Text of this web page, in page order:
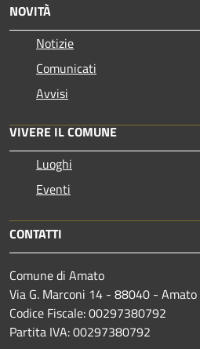
NOVITÀ
Notizie
Comunicati
Avvisi
VIVERE IL COMUNE
Luoghi
Eventi
CONTATTI
Comune di Amato
Via G. Marconi 14 - 88040 - Amato
Codice Fiscale: 00297380792
Partita IVA: 00297380792